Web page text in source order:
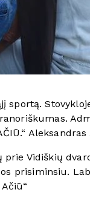
sportą.
Vidiškių
prisiminsiu.